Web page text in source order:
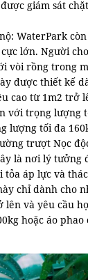
giám sát
WaterPark
lớn. Người
vòi rồng trong
được thiết kế
cao từ 1m2 trở
với trọng lượng
lượng tối đa
trượt Nọc
là nơi lý tưởng
tỏa áp lực và
chỉ dành cho
lên và yêu cầu
hoặc áo